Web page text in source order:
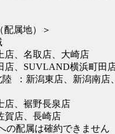
配属地）＞
店、名取店、大崎店
店、SUVLAND横浜町田
：新潟東店、新潟南店
店、裾野長泉店
賀店、長崎店
の配属は確約できません